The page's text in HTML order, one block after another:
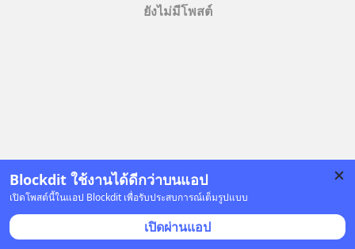
Blockdit ใช้งานได้ดีกว่าบนแอป
เปิดโพสต์นี้ในแอป Blockdit เพื่อรับประสบการณ์เต็มรูปแบบ
เปิดผ่านแอป
ยังไม่มีโพสต์